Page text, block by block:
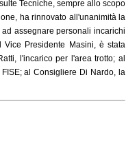
Tecniche, sempre allo scopo
ha rinnovato all'unanimità la
assegnare personali incarichi
Vice Presidente Masini, è stata
l'incarico per l'area trotto; al
al Consigliere Di Nardo, la